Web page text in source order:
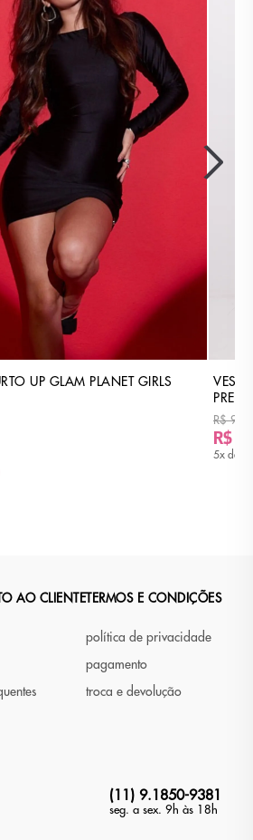
UP GLAM PLANET GIRLS
PRETO
R$
R$
5x de
AO CLIENTETERMOS E CONDIÇÕES
política de privacidade
pagamento
troca e devolução
(11) 9.1850-9381
seg. a sex. 9h às 18h